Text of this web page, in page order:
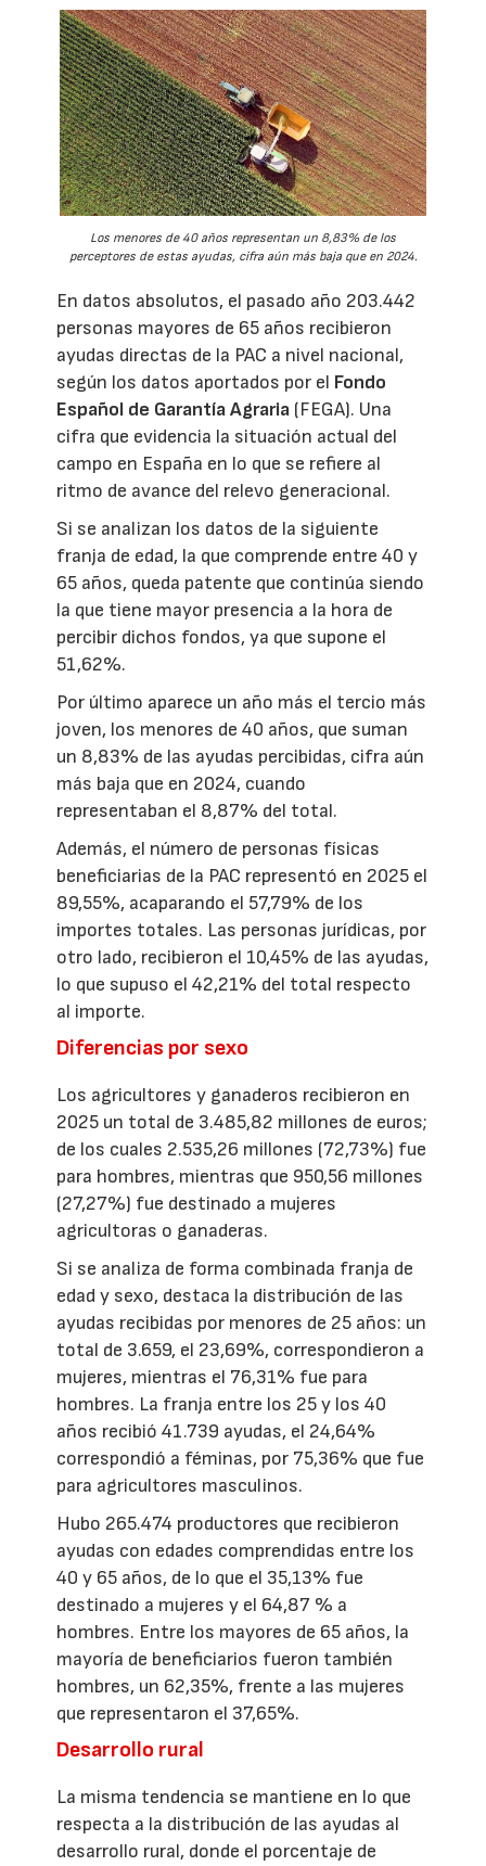
Los menores de 40 años representan un 8,83% de los
perceptores de estas ayudas, cifra aún más baja que en 2024.
En datos absolutos, el pasado año 203.442
personas mayores de 65 años recibieron
ayudas directas de la PAC a nivel nacional,
según los datos aportados por el Fondo
Español de Garantía Agraria (FEGA). Una
cifra que evidencia la situación actual del
campo en España en lo que se refiere al
ritmo de avance del relevo generacional.
Si se analizan los datos de la siguiente
franja de edad, la que comprende entre 40 y
65 años, queda patente que continúa siendo
la que tiene mayor presencia a la hora de
percibir dichos fondos, ya que supone el
51,62%.
Por último aparece un año más el tercio más
joven, los menores de 40 años, que suman
un 8,83% de las ayudas percibidas, cifra aún
más baja que en 2024, cuando
representaban el 8,87% del total.
Además, el número de personas físicas
beneficiarias de la PAC representó en 2025 el
89,55%, acaparando el 57,79% de los
importes totales. Las personas jurídicas, por
otro lado, recibieron el 10,45% de las ayudas,
lo que supuso el 42,21% del total respecto
al importe.
Diferencias por sexo
Los agricultores y ganaderos recibieron en
2025 un total de 3.485,82 millones de euros;
de los cuales 2.535,26 millones (72,73%) fue
para hombres, mientras que 950,56 millones
(27,27%) fue destinado a mujeres
agricultoras o ganaderas.
Si se analiza de forma combinada franja de
edad y sexo, destaca la distribución de las
ayudas recibidas por menores de 25 años: un
total de 3.659, el 23,69%, correspondieron a
mujeres, mientras el 76,31% fue para
hombres. La franja entre los 25 y los 40
años recibió 41.739 ayudas, el 24,64%
correspondió a féminas, por 75,36% que fue
para agricultores masculinos.
Hubo 265.474 productores que recibieron
ayudas con edades comprendidas entre los
40 y 65 años, de lo que el 35,13% fue
destinado a mujeres y el 64,87 % a
hombres. Entre los mayores de 65 años, la
mayoría de beneficiarios fueron también
hombres, un 62,35%, frente a las mujeres
que representaron el 37,65%.
Desarrollo rural
La misma tendencia se mantiene en lo que
respecta a la distribución de las ayudas al
desarrollo rural, donde el porcentaje de